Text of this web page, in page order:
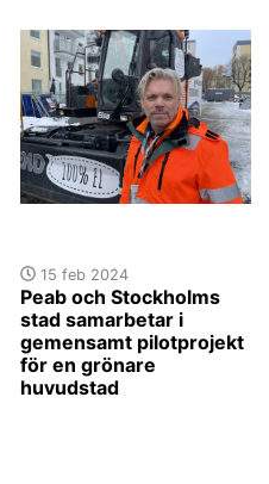
15 feb 2024
Peab och Stockholms
stad samarbetar i
gemensamt pilotprojekt
för en grönare
huvudstad